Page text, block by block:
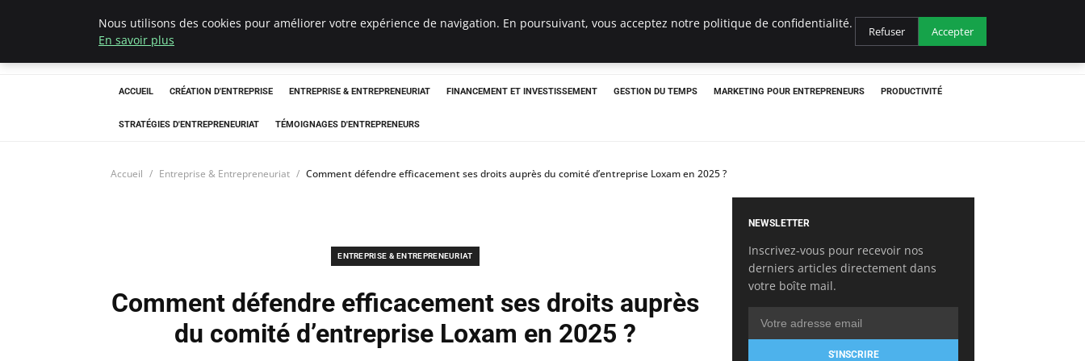
LECFCM
ACCUEIL CRÉATION D'ENTREPRISE ENTREPRISE & ENTREPRENEURIAT FINANCEMENT ET INVESTISSEMENT GESTION DU TEMPS MARKETING POUR ENTREPRENEURS PRODUCTIVITÉ
STRATÉGIES D'ENTREPRENEURIAT TÉMOIGNAGES D'ENTREPRENEURS
Accueil Entreprise & Entrepreneuriat Comment défendre efficacement ses droits auprès du comité d’entreprise Loxam en 2025 ?
ENTREPRISE & ENTREPRENEURIAT
Comment défendre efficacement ses droits auprès
du comité d’entreprise Loxam en 2025 ?
NEWSLETTER
Inscrivez-vous pour recevoir nos
derniers articles directement dans
votre boîte mail.
S'INSCRIRE
Nous utilisons des cookies pour améliorer votre expérience de navigation. En poursuivant, vous acceptez notre politique de confidentialité.
En savoir plus
Refuser Accepter